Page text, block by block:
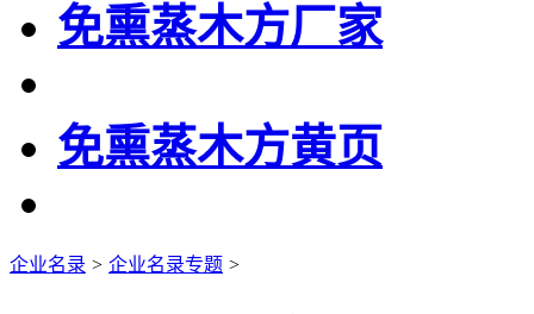
免熏蒸木方厂家
免熏蒸木方黄页
企业名录 > 企业名录专题 >